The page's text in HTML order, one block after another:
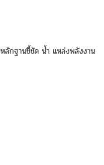
ลักฐานชี้ชัด น้ำ แหล่งพลังงาน